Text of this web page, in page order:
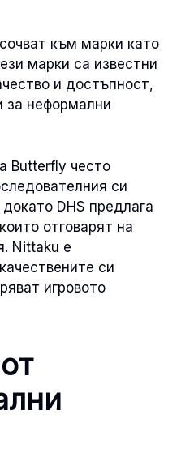
към марки като
марки са известни
и достъпност,
за неформални
Butterfly често
си
DHS предлага
отговарят на
Nittaku е
си
игровото